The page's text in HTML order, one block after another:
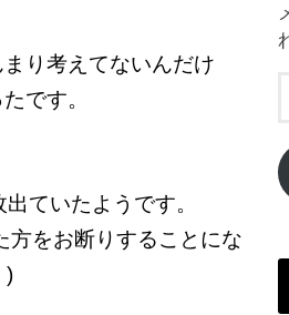
り考えてないんだけ
です。
ていたようです。
方をお断りすることにな
)
ア